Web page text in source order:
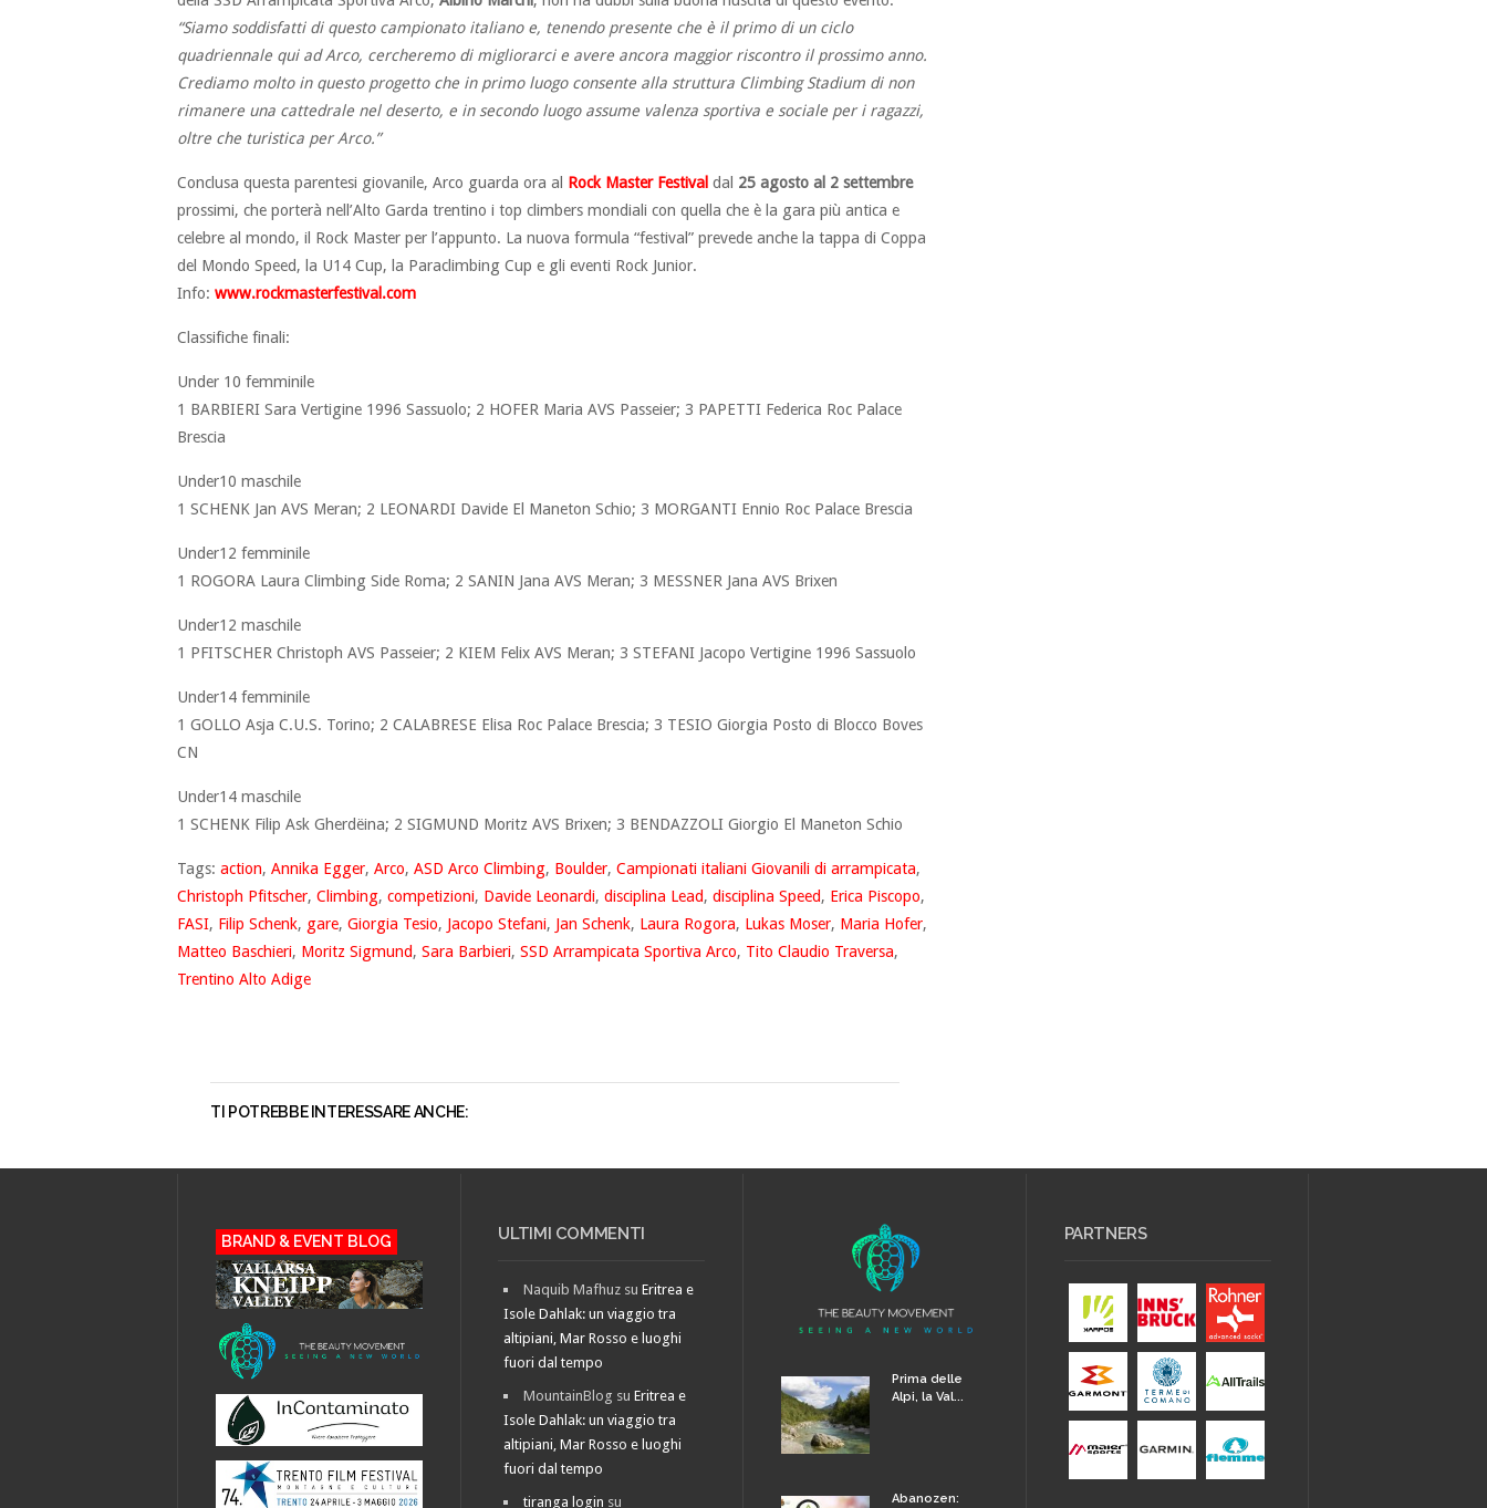
“Siamo soddisfatti di questo campionato italiano e, tenendo presente che è il primo di un ciclo
quadriennale qui ad Arco, cercheremo di migliorarci e avere ancora maggior riscontro il prossimo anno.
Crediamo molto in questo progetto che in primo luogo consente alla struttura Climbing Stadium di non
rimanere una cattedrale nel deserto, e in secondo luogo assume valenza sportiva e sociale per i ragazzi,
oltre che turistica per Arco.”
Conclusa questa parentesi giovanile, Arco guarda ora al Rock Master Festival dal 25 agosto al 2 settembre
prossimi, che porterà nell’Alto Garda trentino i top climbers mondiali con quella che è la gara più antica e
celebre al mondo, il Rock Master per l’appunto. La nuova formula “festival” prevede anche la tappa di Coppa
del Mondo Speed, la U14 Cup, la Paraclimbing Cup e gli eventi Rock Junior.
Info: www.rockmasterfestival.com
Classifiche finali:
Under 10 femminile
1 BARBIERI Sara Vertigine 1996 Sassuolo; 2 HOFER Maria AVS Passeier; 3 PAPETTI Federica Roc Palace
Brescia
Under10 maschile
1 SCHENK Jan AVS Meran; 2 LEONARDI Davide El Maneton Schio; 3 MORGANTI Ennio Roc Palace Brescia
Under12 femminile
1 ROGORA Laura Climbing Side Roma; 2 SANIN Jana AVS Meran; 3 MESSNER Jana AVS Brixen
Under12 maschile
1 PFITSCHER Christoph AVS Passeier; 2 KIEM Felix AVS Meran; 3 STEFANI Jacopo Vertigine 1996 Sassuolo
Under14 femminile
1 GOLLO Asja C.U.S. Torino; 2 CALABRESE Elisa Roc Palace Brescia; 3 TESIO Giorgia Posto di Blocco Boves
CN
Under14 maschile
1 SCHENK Filip Ask Gherdëina; 2 SIGMUND Moritz AVS Brixen; 3 BENDAZZOLI Giorgio El Maneton Schio
Tags: action, Annika Egger, Arco, ASD Arco Climbing, Boulder, Campionati italiani Giovanili di arrampicata,
Christoph Pfitscher, Climbing, competizioni, Davide Leonardi, disciplina Lead, disciplina Speed, Erica Piscopo,
FASI, Filip Schenk, gare, Giorgia Tesio, Jacopo Stefani, Jan Schenk, Laura Rogora, Lukas Moser, Maria Hofer,
Matteo Baschieri, Moritz Sigmund, Sara Barbieri, SSD Arrampicata Sportiva Arco, Tito Claudio Traversa,
Trentino Alto Adige
TI POTREBBE INTERESSARE ANCHE:
BRAND & EVENT BLOG ULTIMI COMMENTI
Naquib Mafhuz suEritrea e
Isole Dahlak: un viaggio tra
altipiani, Mar Rosso e luoghi
fuori dal tempo
MountainBlog suEritrea e
Isole Dahlak: un viaggio tra
altipiani, Mar Rosso e luoghi
fuori dal tempo
tiranga login su
Prima delle
Alpi, la Val...
Abanozen:
PARTNERS